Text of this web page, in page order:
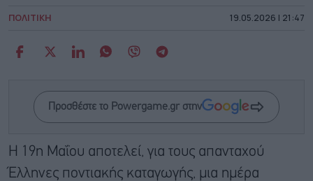
ΠΟΛΙΤΙΚΗ 19.05.2026 | 21:47
Προσθέστε το Powergame.gr στην
Η 19η Μαΐου αποτελεί, για τους απανταχού
Έλληνες ποντιακής καταγωγής, μια ημέρα